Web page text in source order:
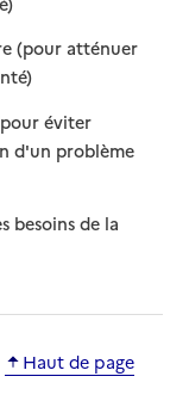
(pour atténuer
disponible
éviter
d'un problème
besoins de la
Haut de page